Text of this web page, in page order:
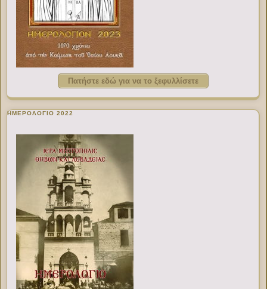
Πατήστε εδώ για να το ξεφυλλίσετε
ΗΜΕΡΟΛΟΓΙΟ 2022